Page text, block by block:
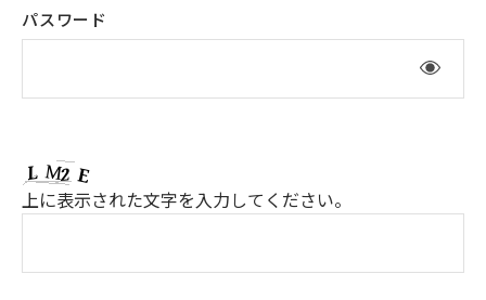
パスワード
上に表示された文字を入力してください。